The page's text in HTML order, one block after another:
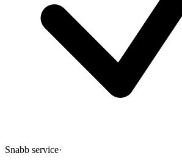
Snabb service·